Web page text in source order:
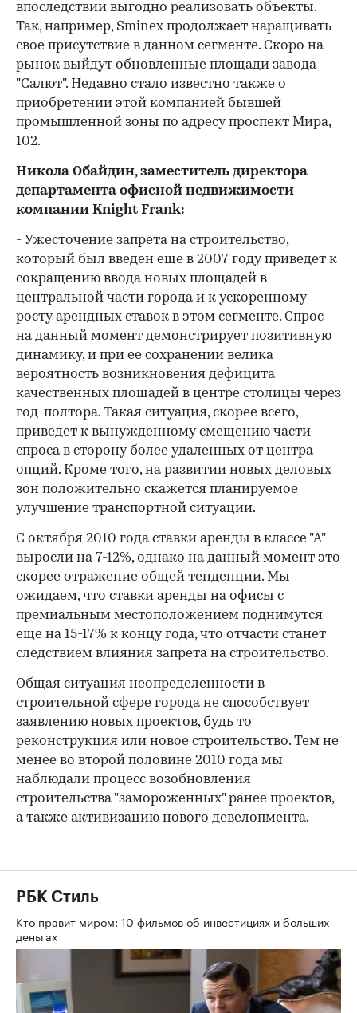
впоследствии выгодно реализовать объекты.
Так, например, Sminex продолжает наращивать
свое присутствие в данном сегменте. Скоро на
рынок выйдут обновленные площади завода
"Салют". Недавно стало известно также о
приобретении этой компанией бывшей
промышленной зоны по адресу проспект Мира,
102.
Никола Обайдин, заместитель директора
департамента офисной недвижимости
компании Knight Frank:
- Ужесточение запрета на строительство,
который был введен еще в 2007 году приведет к
сокращению ввода новых площадей в
центральной части города и к ускоренному
росту арендных ставок в этом сегменте. Спрос
на данный момент демонстрирует позитивную
динамику, и при ее сохранении велика
вероятность возникновения дефицита
качественных площадей в центре столицы через
год-полтора. Такая ситуация, скорее всего,
приведет к вынужденному смещению части
спроса в сторону более удаленных от центра
опций. Кроме того, на развитии новых деловых
зон положительно скажется планируемое
улучшение транспортной ситуации.
С октября 2010 года ставки аренды в классе "А"
выросли на 7-12%, однако на данный момент это
скорее отражение общей тенденции. Мы
ожидаем, что ставки аренды на офисы с
премиальным местоположением поднимутся
еще на 15-17% к концу года, что отчасти станет
следствием влияния запрета на строительство.
Общая ситуация неопределенности в
строительной сфере города не способствует
заявлению новых проектов, будь то
реконструкция или новое строительство. Тем не
менее во второй половине 2010 года мы
наблюдали процесс возобновления
строительства "замороженных" ранее проектов,
а также активизацию нового девелопмента.
РБК Стиль
Кто правит миром: 10 фильмов об инвестициях и больших
деньгах